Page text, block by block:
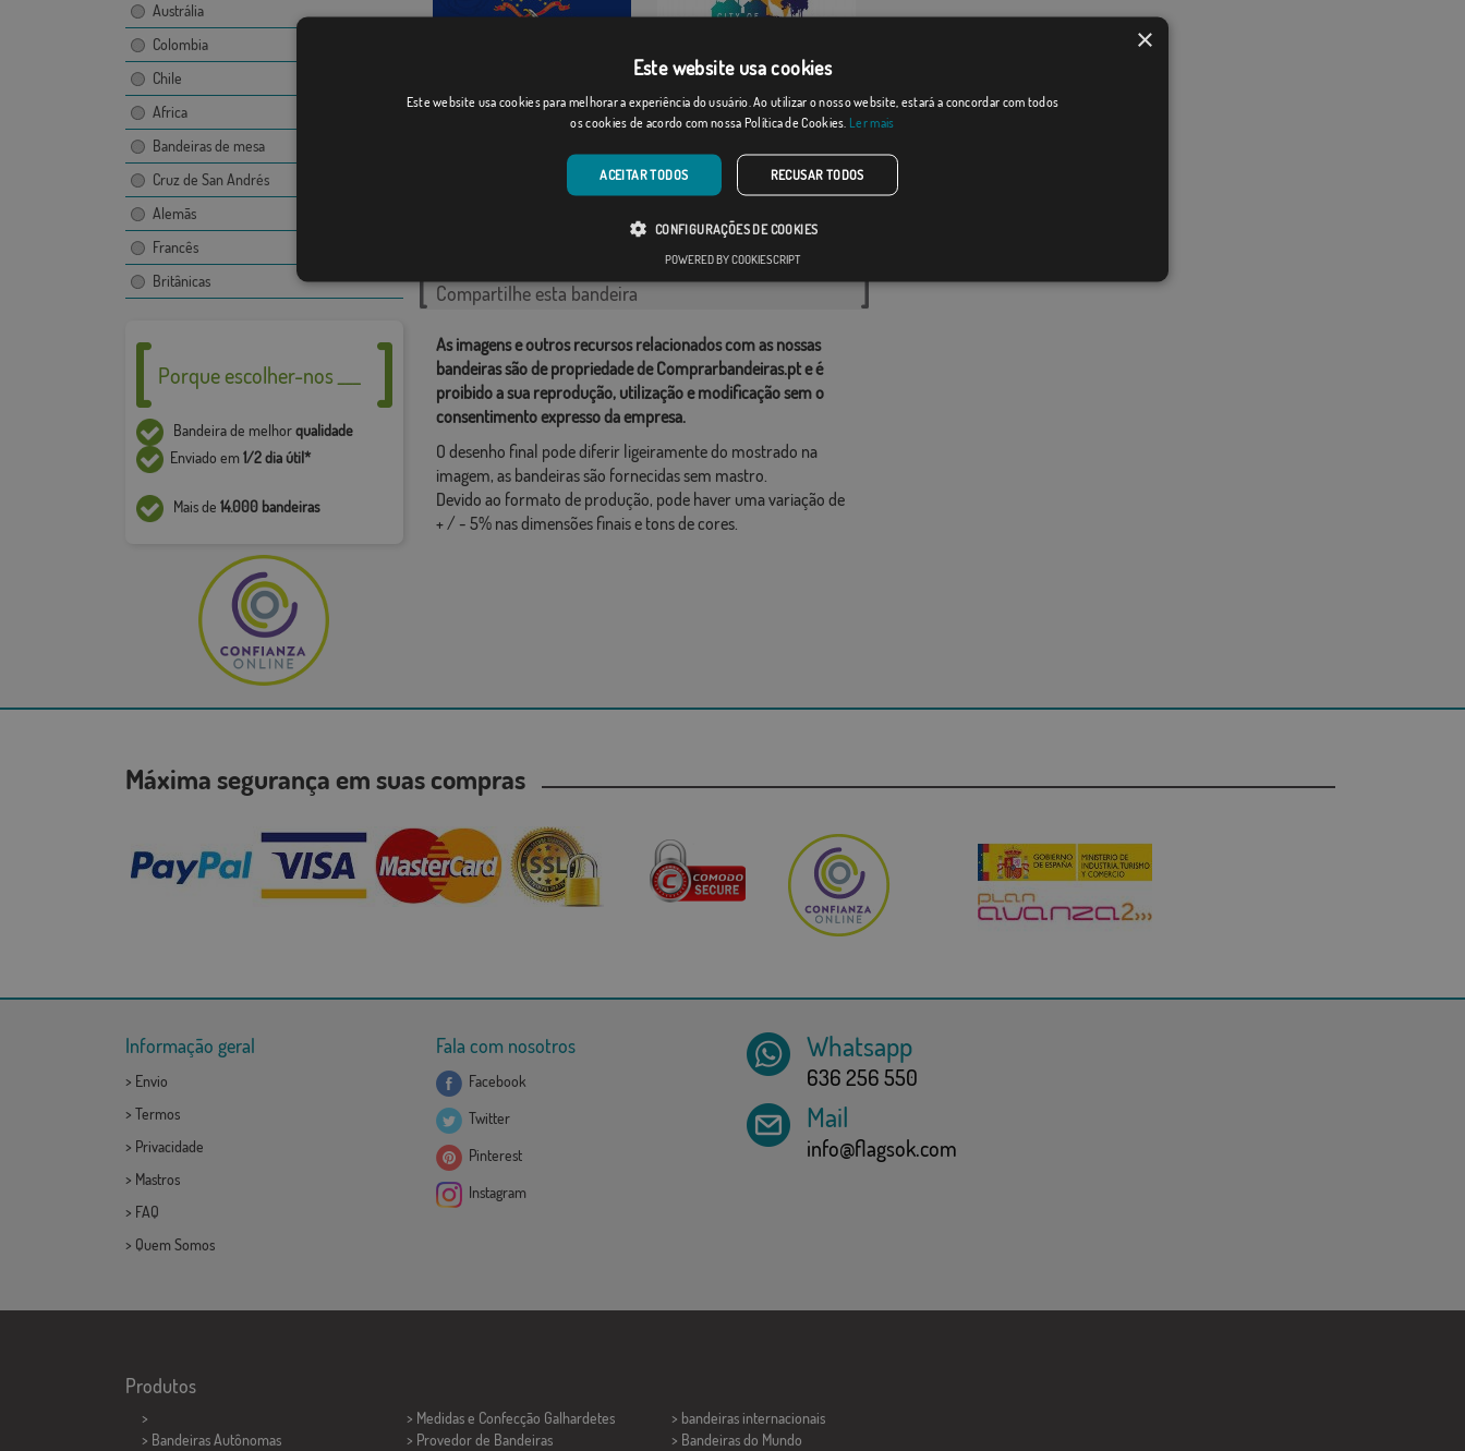
Austrália
Colombia
Chile
Africa
Bandeiras de mesa
Cruz de San Andrés
Alemãs
Francês
Britânicas
Porque escolher-nos ___
Bandeira de melhorqualidade
Enviado em1/2 dia útil*
Mais de 14.000 bandeiras
Desde: 18,37 €
West Melbourne, Fl...
Compartilhe esta bandeira
As imagens e outros recursos relacionados com as nossas
bandeiras são de propriedade de Comprarbandeiras.pt e é
proibido a sua reprodução, utilização e modificação sem o
consentimento expresso da empresa.
O desenho final pode diferir ligeiramente do mostrado na
imagem, as bandeiras são fornecidas sem mastro.
Devido ao formato de produção, pode haver uma variação de
+ / - 5% nas dimensões finais e tons de cores.
Máxima segurança em suas compras
Informação geral
> Envio
> Termos
> Privacidade
> Mastros
> FAQ
> Quem Somos
Fala com nosotros
Facebook
Twitter
Pinterest
Instagram
Whatsapp
636 256 550
Mail
info@flagsok.com
Produtos
>
> Bandeiras Autônomas
> Medidas e Confecção Galhardetes
> Provedor de Bandeiras
> bandeiras internacionais
> Bandeiras do Mundo
×
Este website usa cookies
Este website usa cookies para melhorar a experiência do usuário. Ao utilizar o nosso website, estará a concordar com todos
os cookies de acordo com nossa Política de Cookies. Ler mais
ACEITAR TODOS RECUSAR TODOS
CONFIGURAÇÕES DE COOKIES
POWERED BY COOKIESCRIPT